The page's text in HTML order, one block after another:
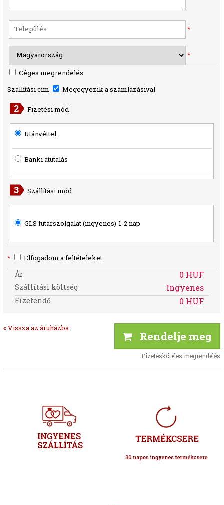
*
*
Céges megrendelés
Szállítási cím
Megegyezik a számlázásival
Fizetési mód
Utánvéttel
Banki átutalás
Szállítási mód
GLS futárszolgálat (ingyenes) 1-2 nap
* Elfogadom a feltételeket
Ár 0 HUF
Szállítási költség Ingyenes
Fizetendő 0 HUF
« Vissza az áruházba
Rendelje meg
Fizetésköteles megrendelés